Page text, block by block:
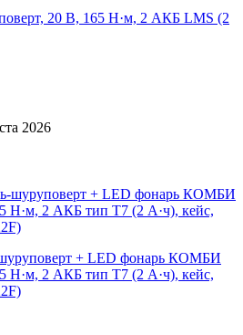
20 В, 165 Н·м, 2 АКБ LMS (2
2026
шуруповерт + LED фонарь КОМБИ
Н·м, 2 АКБ тип Т7 (2 А·ч), кейс,